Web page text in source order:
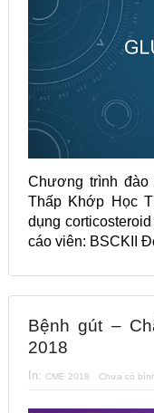
Chương trình
Thấp Khớp Học
dụng
cáo viên: BSCKII
Bệnh gút –
2018
In: CME 2018 Chưa có